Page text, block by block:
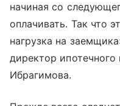
начиная со
оплачивать. Так что
нагрузка на
директор
Ибрагимова.